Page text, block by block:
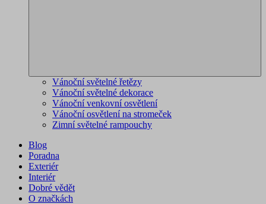
Vánoční světelné řetězy
Vánoční světelné dekorace
Vánoční venkovní osvětlení
Vánoční osvětlení na stromeček
Zimní světelné rampouchy
Blog
Poradna
Exteriér
Interiér
Dobré vědět
O značkách